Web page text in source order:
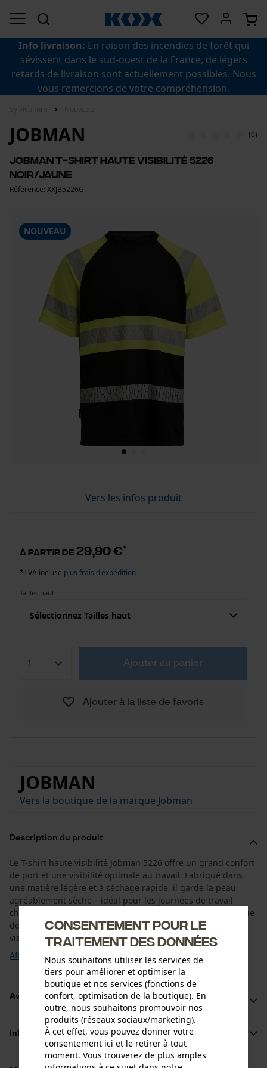
Info livraison: En raison des incendies de forêt qui
sévissent dans le sud-ouest de la France, de légers
retards de livraison sont actuellement possibles. Nous
vous remercions de votre compréhension.
NOUVEAU
JOBMAN (0)
Jobman T-shirt haute visibilité 5226
noir/jaune
Référence: XXJB5226G
Vers les infos produit
à partir de 29,90 €*
*TVA incluse plus frais d'expédition
Tailles haut
Sélectionnez Tailles haut
Ajouter au panier
Ajouter à la liste de favoris
JOBMAN
Vers la boutique de la marque Jobman
Description du produit
Le T-shirt haute visibilité Jobman 5226 offre un grand confort
de port et une visibilité optimale au travail. Fabriqué dans
une matière légère et à séchage rapide, il garde la peau
agréablement sèche – idéal pour les journées de travail
chaudes. Les bandes réfléchissantes thermocollées ainsi que
des bandes supplémentaires sur les épaules assurent une
visibilité accrue ...
Afficher plus
Avantages du produit
• Vêtement de signalisation certifié pour plus de sécurité au
quotidien
• Bandes réfléchissantes supplémentaires sur les épaules pour
une meilleure visibilité à 360°
Informations sur le produit
Consentement pour le
traitement des données
Nous souhaitons utiliser les services de
tiers pour améliorer et optimiser la
boutique et nos services (fonctions de
confort, optimisation de la boutique). En
outre, nous souhaitons promouvoir nos
produits (réseaux sociaux/marketing).
À cet effet, vous pouvez donner votre
consentement ici et le retirer à tout
moment. Vous trouverez de plus amples